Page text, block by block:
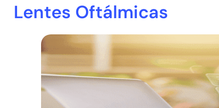
Lentes Oftálmicas